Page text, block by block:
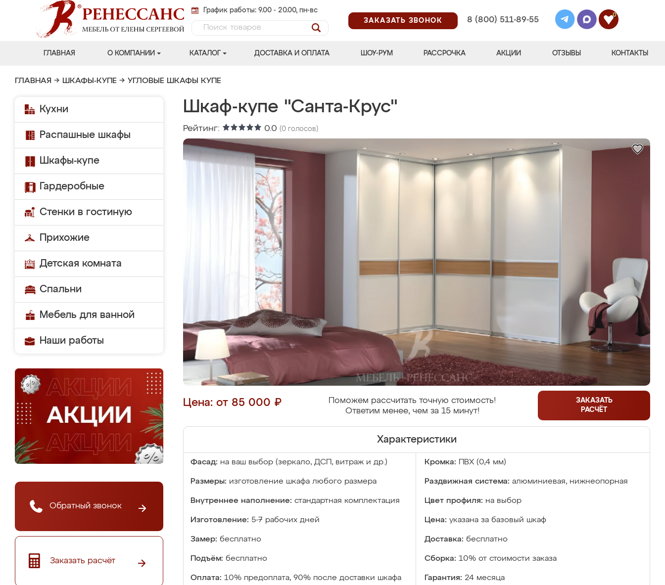
График работы: 9.00 - 20.00, пн-вс
ЗАКАЗАТЬ ЗВОНОК
8 (800) 511-89-55
0
ГЛАВНАЯ О КОМПАНИИ КАТАЛОГ ДОСТАВКА И ОПЛАТА ШОУ-РУМ РАССРОЧКА АКЦИИ ОТЗЫВЫ КОНТАКТЫ
ГЛАВНАЯ → ШКАФЫ-КУПЕ → УГЛОВЫЕ ШКАФЫ КУПЕ
Кухни
Распашные шкафы
Шкафы-купе
Гардеробные
Стенки в гостиную
Прихожие
Детская комната
Спальни
Мебель для ванной
Наши работы
Обратный звонок
Заказать расчёт
Шкаф-купе "Санта-Крус"
Рейтинг: 0.0 (0 голосов)
Цена: от 85 000 ₽
Поможем рассчитать точную стоимость!
Ответим менее, чем за 15 минут!
ЗАКАЗАТЬ
РАСЧЁТ
Характеристики
Фасад: на ваш выбор (зеркало, ДСП, витраж и др.) Кромка: ПВХ (0,4 мм)
Размеры: изготовление шкафа любого размера Раздвижная система: алюминиевая, нижнеопорная
Внутреннее наполнение: стандартная комплектация Цвет профиля: на выбор
Изготовление: 5-7 рабочих дней Цена: указана за базовый шкаф
Замер: бесплатно Доставка: бесплатно
Подъём: бесплатно Сборка: 10% от стоимости заказа
Оплата: 10% предоплата, 90% после доставки шкафа Гарантия: 24 месяца